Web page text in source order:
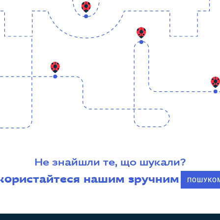
Не знайшли те, що шукали?
нашим зручним